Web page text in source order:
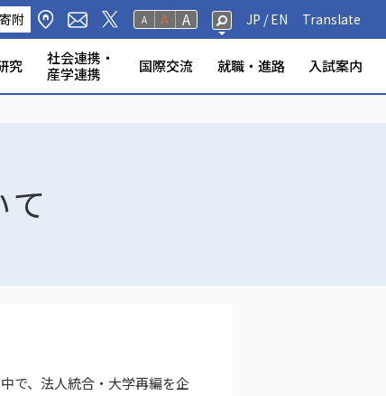
附 A A A JP /EN Translate
究
研究フェロー・若手重点研究
社会連携・
産学連携
国際交流
海外から静岡大学への留
就職・進路 入試案内
聴講生・研究
で、法人統合・大学再編を企